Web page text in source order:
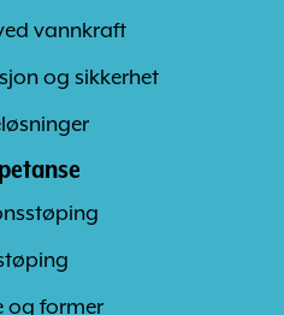
vannkraft
og sikkerhet
og former